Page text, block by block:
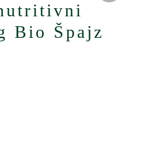
Bio Špajz